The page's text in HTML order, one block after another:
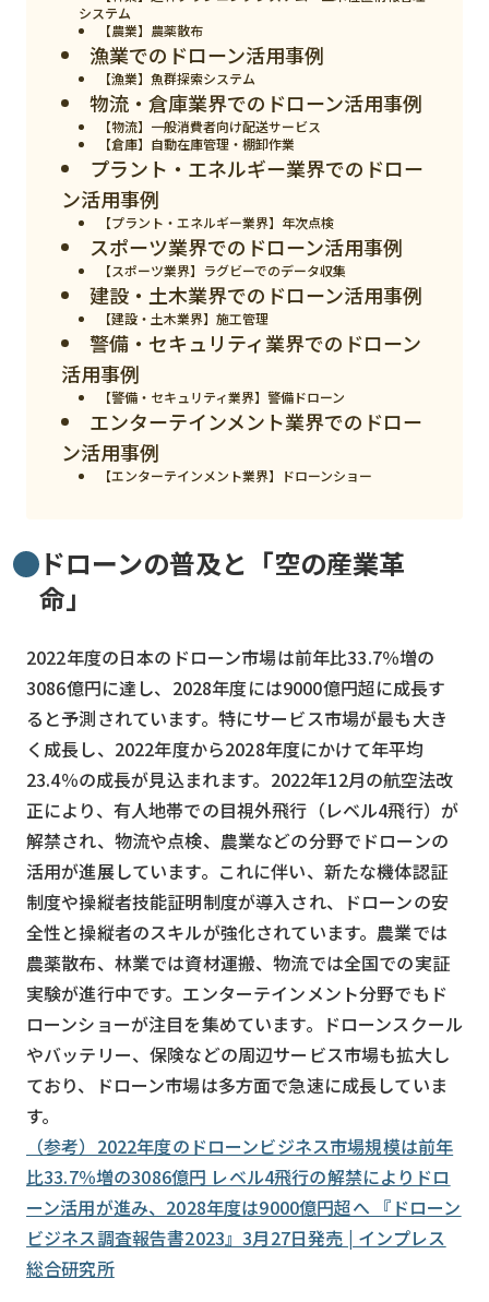
ニュース
デジタルサイネージ
カメラ
Wi-Fi
SaaS
おすすめ
スマホ
システム
【農業】農薬散布
漁業でのドローン活用事例
【漁業】魚群探索システム
物流・倉庫業界でのドローン活用事例
【物流】一般消費者向け配送サービス
【倉庫】自動在庫管理・棚卸作業
プラント・エネルギー業界でのドロー
ン活用事例
【プラント・エネルギー業界】年次点検
スポーツ業界でのドローン活用事例
【スポーツ業界】ラグビーでのデータ収集
建設・土木業界でのドローン活用事例
【建設・土木業界】施工管理
警備・セキュリティ業界でのドローン
活用事例
【警備・セキュリティ業界】警備ドローン
エンターテインメント業界でのドロー
ン活用事例
【エンターテインメント業界】ドローンショー
ドローンの普及と「空の産業革
命」
2022年度の日本のドローン市場は前年比33.7％増の
3086億円に達し、2028年度には9000億円超に成長す
ると予測されています。特にサービス市場が最も大き
く成長し、2022年度から2028年度にかけて年平均
23.4％の成長が見込まれます。2022年12月の航空法改
正により、有人地帯での目視外飛行（レベル4飛行）が
解禁され、物流や点検、農業などの分野でドローンの
活用が進展しています。これに伴い、新たな機体認証
制度や操縦者技能証明制度が導入され、ドローンの安
全性と操縦者のスキルが強化されています。農業では
農薬散布、林業では資材運搬、物流では全国での実証
実験が進行中です。エンターテインメント分野でもド
ローンショーが注目を集めています。ドローンスクール
やバッテリー、保険などの周辺サービス市場も拡大し
ており、ドローン市場は多方面で急速に成長していま
す。
（参考）2022年度のドローンビジネス市場規模は前年
比33.7％増の3086億円 レベル4飛行の解禁によりドロ
ーン活用が進み、2028年度は9000億円超へ 『ドローン
ビジネス調査報告書2023』3月27日発売 | インプレス
総合研究所